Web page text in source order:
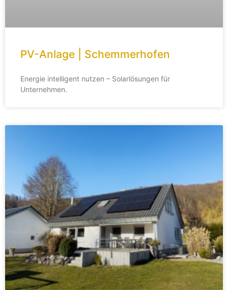
PV-Anlage | Schemmerhofen
Energie intelligent nutzen – Solarlösungen für
Unternehmen.